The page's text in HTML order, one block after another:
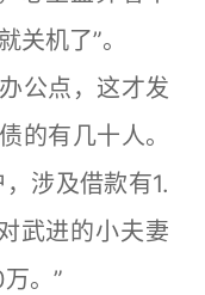
关机了”。
公点，这才发
的有几十人。
涉及借款有1.
武进的小夫妻
。”